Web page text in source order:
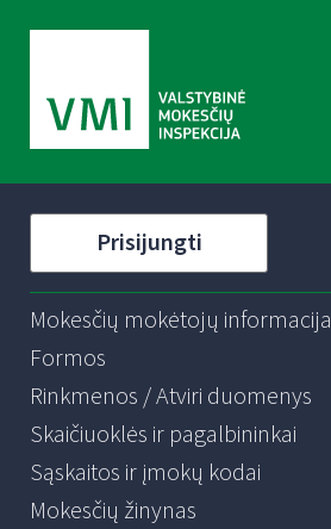
Prisijungti
Mokesčių mokėtojų informacija
Formos
Rinkmenos / Atviri duomenys
Skaičiuoklės ir pagalbininkai
Sąskaitos ir įmokų kodai
Mokesčių žinynas